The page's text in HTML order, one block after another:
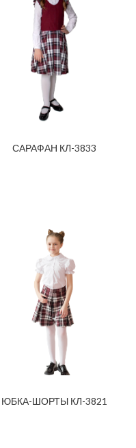
САРАФАН КЛ-3833
ЮБКА-ШОРТЫ КЛ-3821